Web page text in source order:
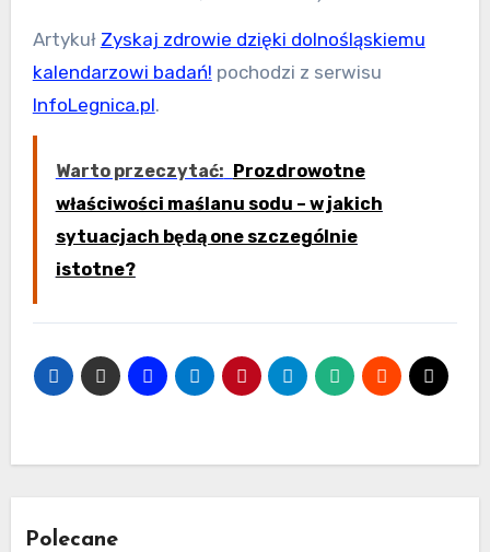
Artykuł Zyskaj zdrowie dzięki dolnośląskiemu
kalendarzowi badań! pochodzi z serwisu
InfoLegnica.pl.
Warto przeczytać: Prozdrowotne
właściwości maślanu sodu – w jakich
sytuacjach będą one szczególnie
istotne?
Polecane